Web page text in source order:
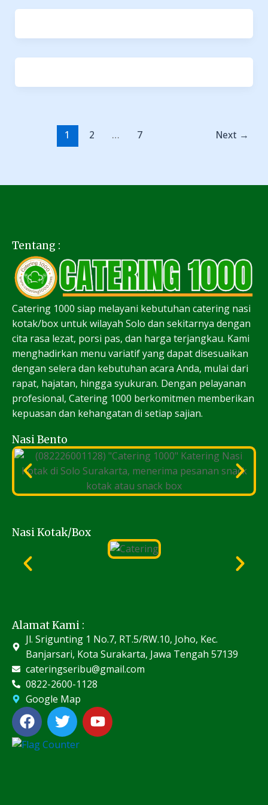
1 2 … 7 Next →
Tentang :
Catering 1000 siap melayani kebutuhan catering nasi
kotak/box untuk wilayah Solo dan sekitarnya dengan
cita rasa lezat, porsi pas, dan harga terjangkau. Kami
menghadirkan menu variatif yang dapat disesuaikan
dengan selera dan kebutuhan acara Anda, mulai dari
rapat, hajatan, hingga syukuran. Dengan pelayanan
profesional, Catering 1000 berkomitmen memberikan
kepuasan dan kehangatan di setiap sajian.
Nasi Bento
Nasi Kotak/Box
Alamat Kami :
Jl. Srigunting 1 No.7, RT.5/RW.10, Joho, Kec.
Banjarsari, Kota Surakarta, Jawa Tengah 57139
cateringseribu@gmail.com
0822-2600-1128
Google Map
F
a
c
T
w
i
Y
o
u